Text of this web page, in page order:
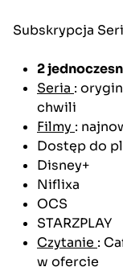
Subskrypcja
2
Seria :
chwili
Filmy :
Dostęp do
Disney+
Niflixa
OCS
STARZPLAY
Czytanie :
w ofercie